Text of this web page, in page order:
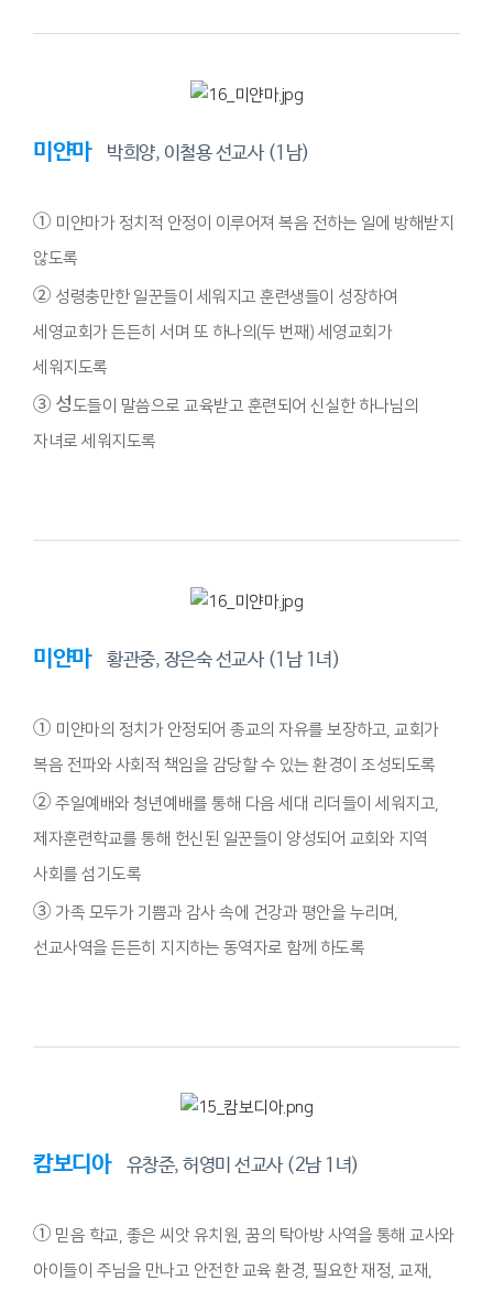
미얀마 박희양, 이철용 선교사 (1남)
① 미얀마가 정치적 안정이 이루어져 복음 전하는 일에 방해받지
않도록
② 성령충만한 일꾼들이 세워지고 훈련생들이 성장하여
세영교회가 든든히 서며 또 하나의(두 번째) 세영교회가
세워지도록
③ 성도들이 말씀으로 교육받고 훈련되어 신실한 하나님의
자녀로 세워지도록
미얀마 황관중, 장은숙 선교사 (1남 1녀)
① 미얀마의 정치가 안정되어 종교의 자유를 보장하고, 교회가
복음 전파와 사회적 책임을 감당할 수 있는 환경이 조성되도록
② 주일예배와 청년예배를 통해 다음 세대 리더들이 세워지고,
제자훈련학교를 통해 헌신된 일꾼들이 양성되어 교회와 지역
사회를 섬기도록
③ 가족 모두가 기쁨과 감사 속에 건강과 평안을 누리며,
선교사역을 든든히 지지하는 동역자로 함께 하도록
캄보디아 유창준, 허영미 선교사 (2남 1녀)
① 믿음 학교, 좋은 씨앗 유치원, 꿈의 탁아방 사역을 통해 교사와
아이들이 주님을 만나고 안전한 교육 환경, 필요한 재정, 교재,